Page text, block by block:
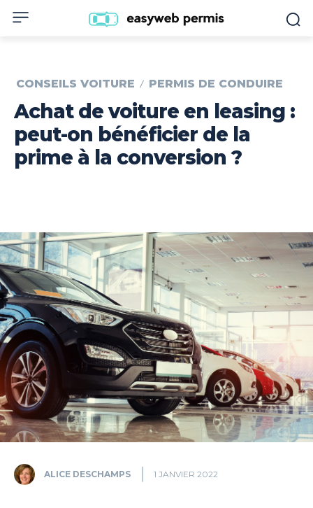
CONSEILS VOITURE PERMIS DE CONDUIRE
Achat de voiture en leasing :
peut-on bénéficier de la
prime à la conversion ?
ALICE DESCHAMPS 1 JANVIER 2022